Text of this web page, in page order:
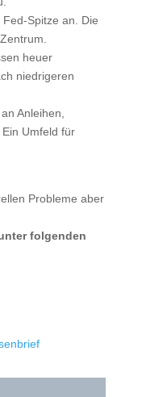
Spitze an. Die
heuer
niedrigeren
Anleihen,
Umfeld für
Probleme aber
folgenden